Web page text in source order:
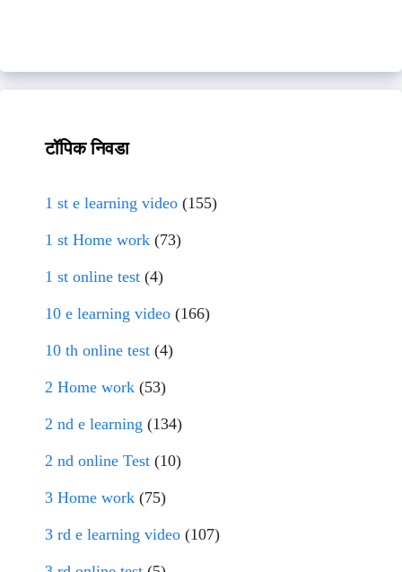
टॉपिक निवडा
1 st e learning video (155)
1 st Home work (73)
1 st online test (4)
10 e learning video (166)
10 th online test (4)
2 Home work (53)
2 nd e learning (134)
2 nd online Test (10)
3 Home work (75)
3 rd e learning video (107)